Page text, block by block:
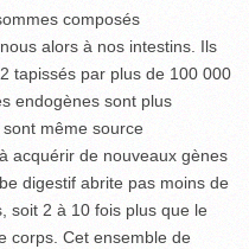
composés
alors à nos intestins. Ils
2 tapissés par plus de 100 000
endogènes sont plus
même source
acquérir de nouveaux gènes
digestif abrite pas moins de
soit 2 à 10 fois plus que le
corps. Cet ensemble de